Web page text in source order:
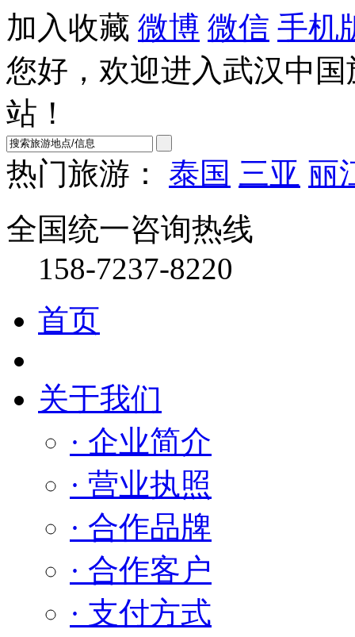
加入收藏 微博 微信 手机
您好，欢迎进入武汉中
站！
热门旅游：
泰国 三亚 丽
全国统一咨询热线
158-7237-8220
首页
关于我们
· 企业简介
· 营业执照
· 合作品牌
· 合作客户
· 支付方式